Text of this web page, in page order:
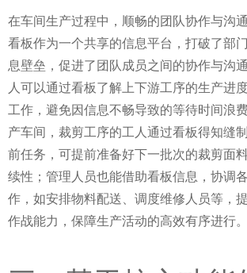
在车间生产过程中，顺畅的团队协作与沟
看板作为一个共享的信息平台，打破了部
息壁垒，促进了团队成员之间的协作与沟
人可以通过看板了解上下游工序的生产进
工作，避免因信息不畅导致的等待时间浪
产车间，裁剪工序的工人通过看板得知缝
前任务，可提前准备好下一批次的裁剪面
续性；管理人员也能借助看板信息，协调
作，如安排物料配送、调度维修人员等，
作战能力，保障生产活动的高效有序进行。